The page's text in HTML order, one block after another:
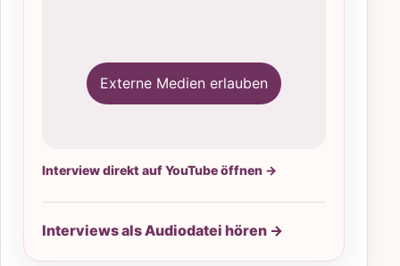
Externe Medien erlauben
Interview direkt auf YouTube öffnen →
Interviews als Audiodatei hören →